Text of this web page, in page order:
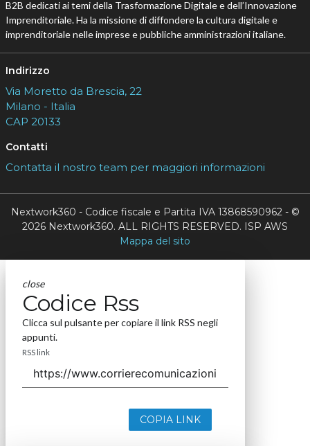
B2B dedicati ai temi della Trasformazione Digitale e dell’Innovazione
Imprenditoriale. Ha la missione di diffondere la cultura digitale e
imprenditoriale nelle imprese e pubbliche amministrazioni italiane.
Indirizzo
Via Moretto da Brescia, 22
Milano - Italia
CAP 20133
Contatti
Contatta il nostro team per maggiori informazioni
Nextwork360 - Codice fiscale e Partita IVA 13868590962 - ©
2026 Nextwork360. ALL RIGHTS RESERVED. ISP AWS
Mappa del sito
close
Codice Rss
Clicca sul pulsante per copiare il link RSS negli
appunti.
RSS link
COPIA LINK